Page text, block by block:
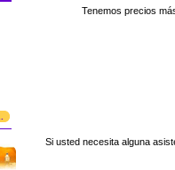
Si usted necesita alguna